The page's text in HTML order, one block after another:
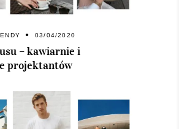
03/04/2020
– kawiarnie i
projektantów